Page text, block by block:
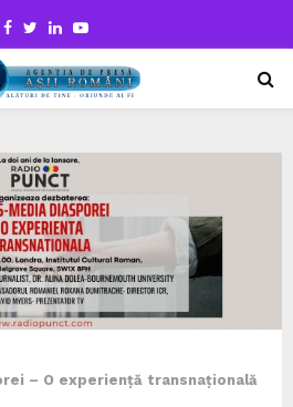
Facebook
TwitterLinkedinYoutube
– O experiență transnațională